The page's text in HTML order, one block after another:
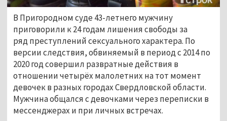
В Пригородном суде 43-летнего мужчину
приговорили к 24 годам лишения свободы за
ряд преступлений сексуального характера. По
версии следствия, обвиняемый в период с 2014 по
2020 год совершил развратные действия в
отношении четырёх малолетних на тот момент
девочек в разных городах Свердловской области.
Мужчина общался с девочками через переписки в
мессенджерах и при личных встречах.